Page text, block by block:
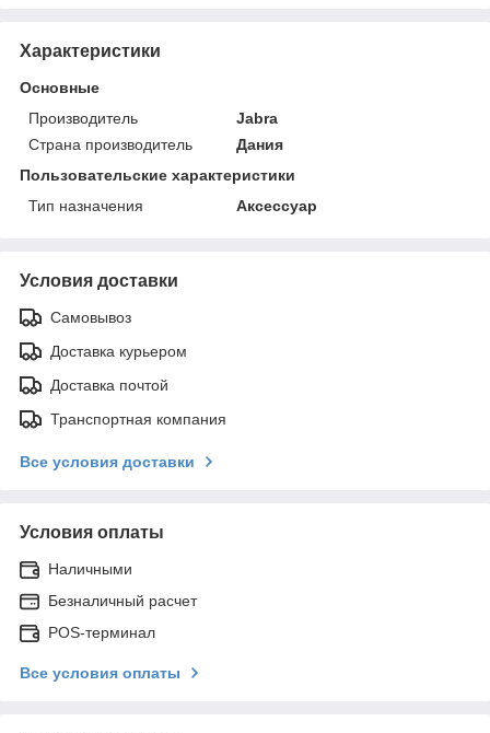
Характеристики
Основные
Производитель
Jabra
Страна производитель
Дания
Пользовательские характеристики
Тип назначения
Аксессуар
Условия доставки
Самовывоз
Доставка курьером
Доставка почтой
Транспортная компания
Все условия доставки
Условия оплаты
Наличными
Безналичный расчет
POS-терминал
Все условия оплаты